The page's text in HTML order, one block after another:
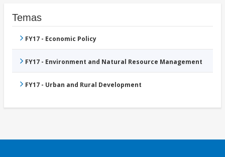
Temas
FY17 - Economic Policy
FY17 - Environment and Natural Resource Management
FY17 - Urban and Rural Development